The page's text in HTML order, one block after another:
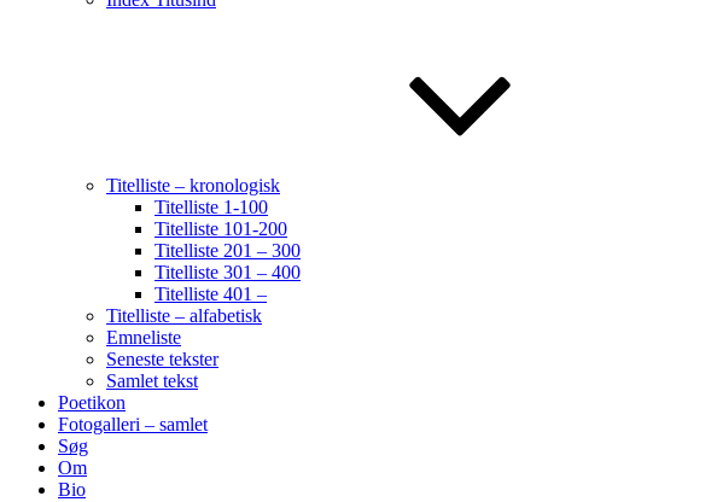
Titelliste – kronologisk
Titelliste 1-100
Titelliste 101-200
Titelliste 201 – 300
Titelliste 301 – 400
Titelliste 401 –
Titelliste – alfabetisk
Emneliste
Seneste tekster
Samlet tekst
Poetikon
Fotogalleri – samlet
Søg
Om
Bio